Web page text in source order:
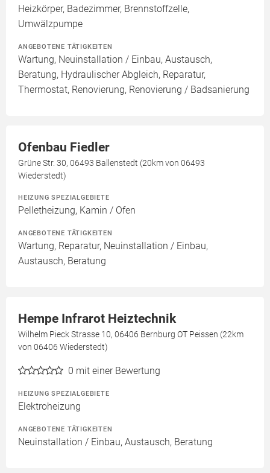
Heizkörper, Badezimmer, Brennstoffzelle,
Umwälzpumpe
ANGEBOTENE TÄTIGKEITEN
Wartung, Neuinstallation / Einbau, Austausch,
Beratung, Hydraulischer Abgleich, Reparatur,
Thermostat, Renovierung, Renovierung / Badsanierung
Ofenbau Fiedler
Grüne Str. 30, 06493 Ballenstedt (20km von 06493
Wiederstedt)
HEIZUNG SPEZIALGEBIETE
Pelletheizung, Kamin / Ofen
ANGEBOTENE TÄTIGKEITEN
Wartung, Reparatur, Neuinstallation / Einbau,
Austausch, Beratung
Hempe Infrarot Heiztechnik
Wilhelm Pieck Strasse 10, 06406 Bernburg OT Peissen (22km
von 06406 Wiederstedt)
0 mit einer Bewertung
HEIZUNG SPEZIALGEBIETE
Elektroheizung
ANGEBOTENE TÄTIGKEITEN
Neuinstallation / Einbau, Austausch, Beratung